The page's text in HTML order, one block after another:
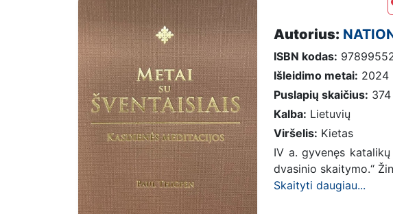
Autorius:
ISBN kodas:
Išleidimo metai: 2024
Puslapių skaičius: 374
Kalba: Lietuvių
Viršelis: Kietas
IV a. gyvenęs
dvasinio skaitymo.“
Skaityti daugiau...